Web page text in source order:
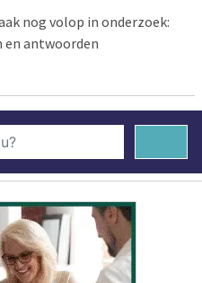
nog volop in onderzoek:
en antwoorden